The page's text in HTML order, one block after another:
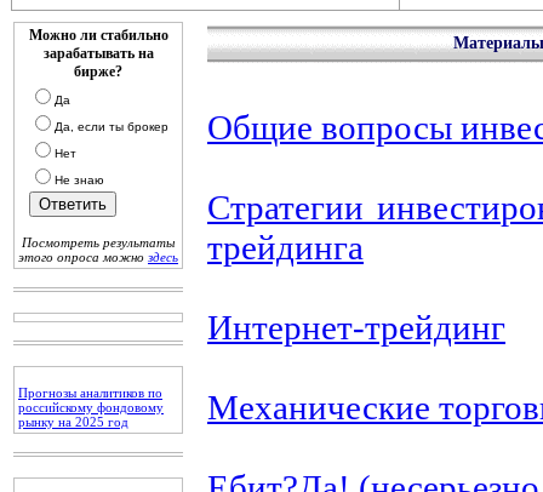
Можно ли стабильно
зарабатывать на
бирже?
Да
Да, если ты брокер
Нет
Не знаю
Посмотреть результаты
этого опроса можно здесь
Прогнозы аналитиков по
российскому фондовому
рынку на 2025 год
Общие вопросы
Стратегии
трейдинга
Интернет-трейдинг
Механические